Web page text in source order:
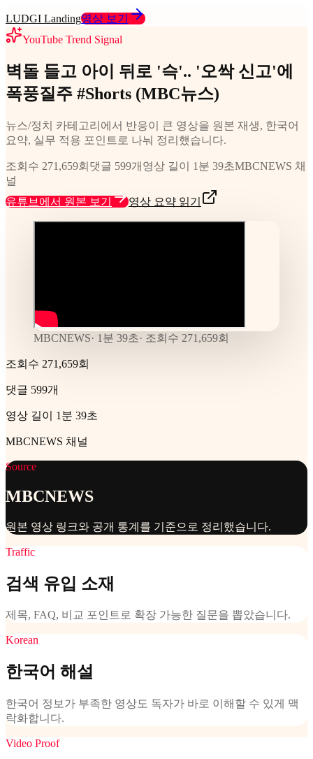
LUDGI Landing영상 보기
YouTube Trend Signal
벽돌 들고 아이 뒤로 '슥'.. '오싹 신고'에
폭풍질주 #Shorts (MBC뉴스)
뉴스/정치 카테고리에서 반응이 큰 영상을 원본 재생, 한국어
요약, 실무 적용 포인트로 나눠 정리했습니다.
조회수 271,659회 댓글 599개 영상 길이 1분 39초MBCNEWS 채
널
유튜브에서 원본 보기
영상 요약 읽기
MBCNEWS· 1분 39초· 조회수 271,659회
조회수 271,659회
댓글 599개
영상 길이 1분 39초
MBCNEWS 채널
Source
MBCNEWS
원본 영상 링크와 공개 통계를 기준으로 정리했습니다.
Traffic
검색 유입 소재
제목, FAQ, 비교 포인트로 확장 가능한 질문을 뽑았습니다.
Korean
한국어 해설
한국어 정보가 부족한 영상도 독자가 바로 이해할 수 있게 맥
락화합니다.
Video Proof